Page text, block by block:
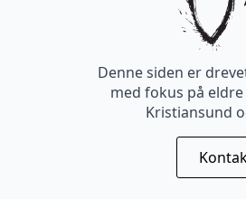
Denne siden er
med fokus på
Kristiansund